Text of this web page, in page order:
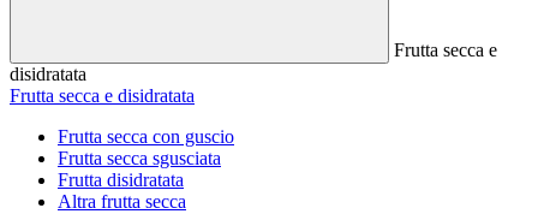
Frutta secca e
disidratata
Frutta secca e disidratata
Frutta secca con guscio
Frutta secca sgusciata
Frutta disidratata
Altra frutta secca